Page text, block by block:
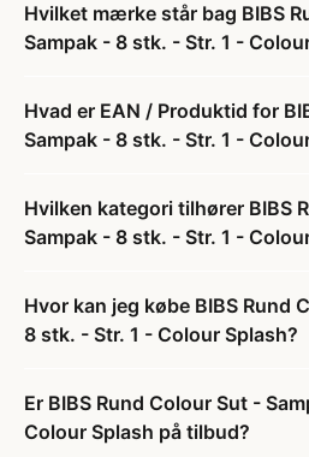
Hvilket mærke står bag BIBS
Sampak - 8 stk. - Str. 1 -
Hvad er EAN / Produktid for
Sampak - 8 stk. - Str. 1 -
Hvilken kategori tilhører BIBS
Sampak - 8 stk. - Str. 1 -
Hvor kan jeg købe BIBS Rund
8 stk. - Str. 1 - Colour Splash?
Er BIBS Rund Colour Sut -
Colour Splash på tilbud?